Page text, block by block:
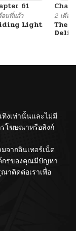
61
นที่แล้ว
Light
2 เดือน
The
งเท่านั้นและไม่มี
รโฆษณาหรือลิงก์
จากอินเทอร์เน็ต
กรของคุณมีปัญหา
าติดต่อเราเพื่อ